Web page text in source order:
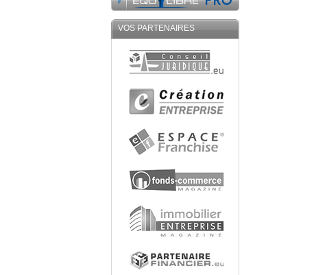
VOS PARTENAIRES